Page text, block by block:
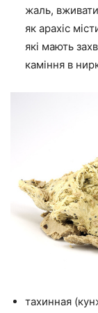
жаль,
як арахіс
які мають
каміння в
тахинная